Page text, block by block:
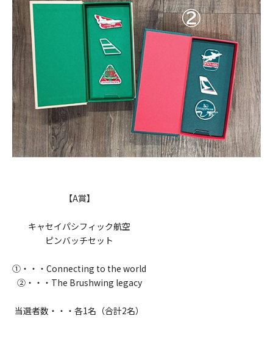
【A賞】
キャセイパシフィック航空
ピンバッチセット
①・・・Connecting to the world
②・・・The Brushwing legacy
当選者数・・・各1名（合計2名）